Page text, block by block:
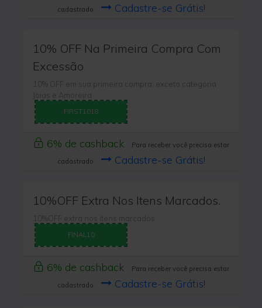
cadastrado
Cadastre-se Grátis!
10% OFF Na Primeira Compra Com
Excessão
10% OFF em sua primeira compra, exceto categoria
Joias e Amoreira
FIRST1018
6% de cashback
Para receber você precisa estar
cadastrado
Cadastre-se Grátis!
10%OFF Extra Nos Itens Marcados.
10%OFF extra nos itens marcados.
FINAL10
6% de cashback
Para receber você precisa estar
cadastrado
Cadastre-se Grátis!